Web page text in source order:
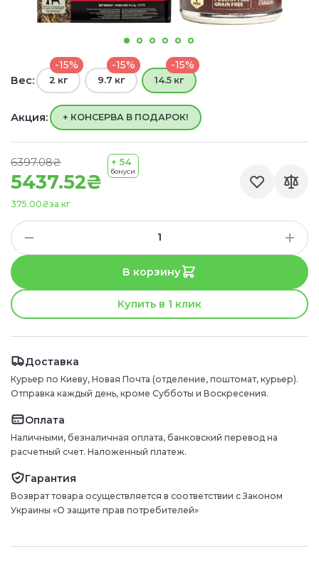
5437.52₴
6397.08₴
за кг
375.00₴
+ 54
бонуси
Вес:
-15%
2 кг
-15%
9.7 кг
-15%
14.5 кг
Акция: + КОНСЕРВА В ПОДАРОК!
В корзину
Купить в 1 клик
Доставка
Курьер по Киеву, Новая Почта (отделение, поштомат, курьер).
Отправка каждый день, кроме Субботы и Воскресения.
Оплата
Наличными, безналичная оплата, банковский перевод на
расчетный счет. Наложенный платеж.
Гарантия
Возврат товара осуществляется в соответствии с Законом
Украины «О защите прав потребителей»